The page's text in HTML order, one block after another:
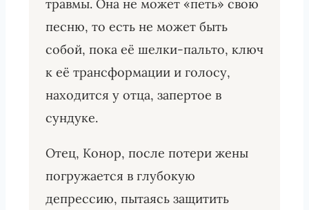
травмы. Она не может «петь» свою
песню, то есть не может быть
собой, пока её шелки-пальто, ключ
к её трансформации и голосу,
находится у отца, запертое в
сундуке.
Отец, Конор, после потери жены
погружается в глубокую
депрессию, пытаясь защитить